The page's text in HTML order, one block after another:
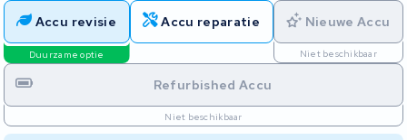
Accu revisie
Duurzame optie
Accu reparatie Nieuwe Accu
Niet beschikbaar
Refurbished Accu
Niet beschikbaar